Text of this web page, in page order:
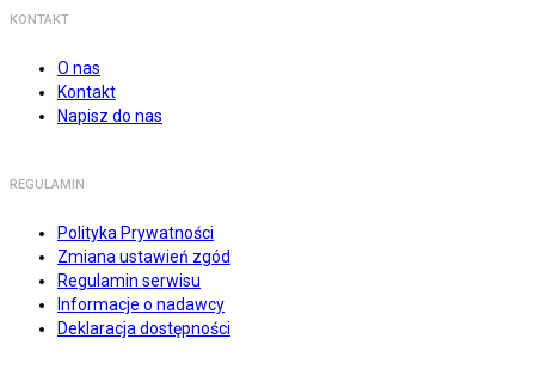
KONTAKT
O nas
Kontakt
Napisz do nas
REGULAMIN
Polityka Prywatności
Zmiana ustawień zgód
Regulamin serwisu
Informacje o nadawcy
Deklaracja dostępności